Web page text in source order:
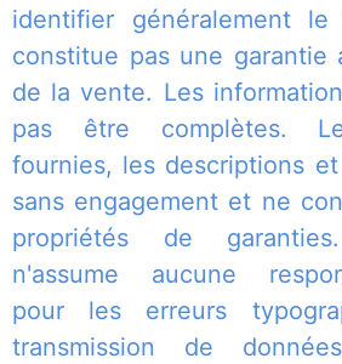
identifier généralement
constitue pas une garantie
de la vente. Les
pas être complètes.
fournies, les descriptions
sans engagement et ne
propriétés de
n'assume aucune
pour les erreurs
transmission de